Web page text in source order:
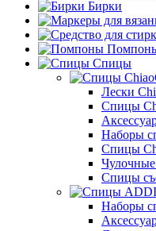
Бирки
Спицы
Лески
Cпицы
Наборы
Спицы
Спицы
Наборы